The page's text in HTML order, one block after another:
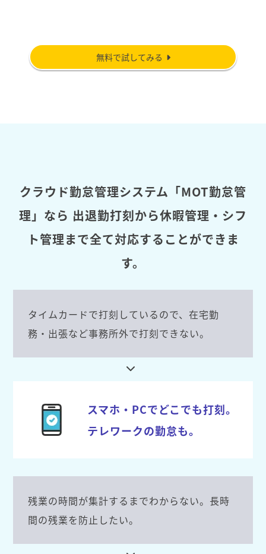
無料で試してみる
クラウド勤怠管理システム「MOT勤怠管
理」なら 出退勤打刻から休暇管理・シフ
ト管理まで全て対応することができま
す。
タイムカードで打刻しているので、在宅勤
務・出張など事務所外で打刻できない。
スマホ・PCでどこでも打刻。
テレワークの勤怠も。
残業の時間が集計するまでわからない。長時
間の残業を防止したい。